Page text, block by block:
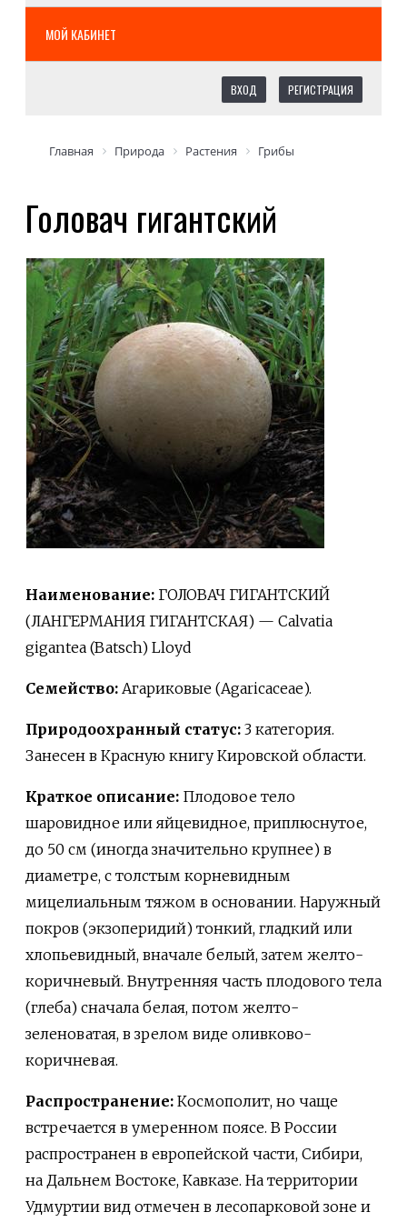
МОЙ КАБИНЕТ
ВХОД РЕГИСТРАЦИЯ
Главная Природа Растения Грибы
Головач гигантский
Наименование: ГОЛОВАЧ ГИГАНТСКИЙ
(ЛАНГЕРМАНИЯ ГИГАНТСКАЯ) — Calvatia
gigantea (Batsch) Lloyd
Семейство: Агариковые (Agaricaceae).
Природоохранный статус: 3 категория.
Занесен в Красную книгу Кировской области.
Краткое описание: Плодовое тело
шаровидное или яйцевидное, приплюснутое,
до 50 см (иногда значительно крупнее) в
диаметре, с толстым корневидным
мицелиальным тяжом в основании. Наружный
покров (экзоперидий) тонкий, гладкий или
хлопьевидный, вначале белый, затем желто-
коричневый. Внутренняя часть плодового тела
(глеба) сначала белая, потом желто-
зеленоватая, в зрелом виде оливково-
коричневая.
Распространение: Космополит, но чаще
встречается в умеренном поясе. В России
распространен в европейской части, Сибири,
на Дальнем Востоке, Кавказе. На территории
Удмуртии вид отмечен в лесопарковой зоне и